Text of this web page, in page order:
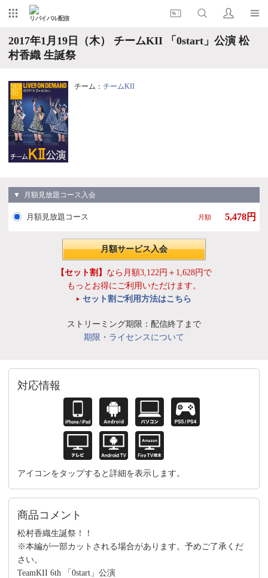
リバイバル配信
2017年1月19日（木） チームKII 「0start」公演 松
村香織 生誕祭
チーム： チームKII
▼ 月額見放題コース入会
月額見放題コース 月額 5,478円
月額サービス入会
【セット割】 なら月額3,122円＋1,628円で
もっとお得にご利用いただけます。
セット割ご利用方法はこちら
ストリーミング期限：配信終了まで
期限・ライセンスについて
対応情報
アイコンをタップすると詳細を表示します。
商品コメント
松村香織生誕祭！！
※本編が一部カットされる場合があります。予めご了承くだ
さい。
TeamKII 6th 「0start」公演